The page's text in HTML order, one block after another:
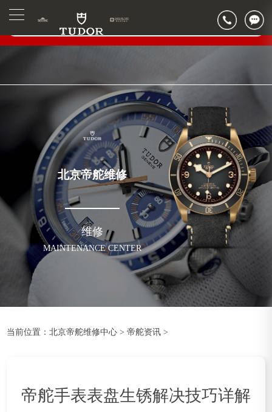
▲
▼
2026年6月北京市帝舵官方售后客户服务热线：400-801-5381
2026年6月帝舵售后服务中心最新网点地址：
节假日正常营业！
北京帝舵维修
维修
MAINTENANCE CENTER
当前位置：北京帝舵维修中心 >帝舵资讯 >
帝舵手表表盘生锈解决技巧详解